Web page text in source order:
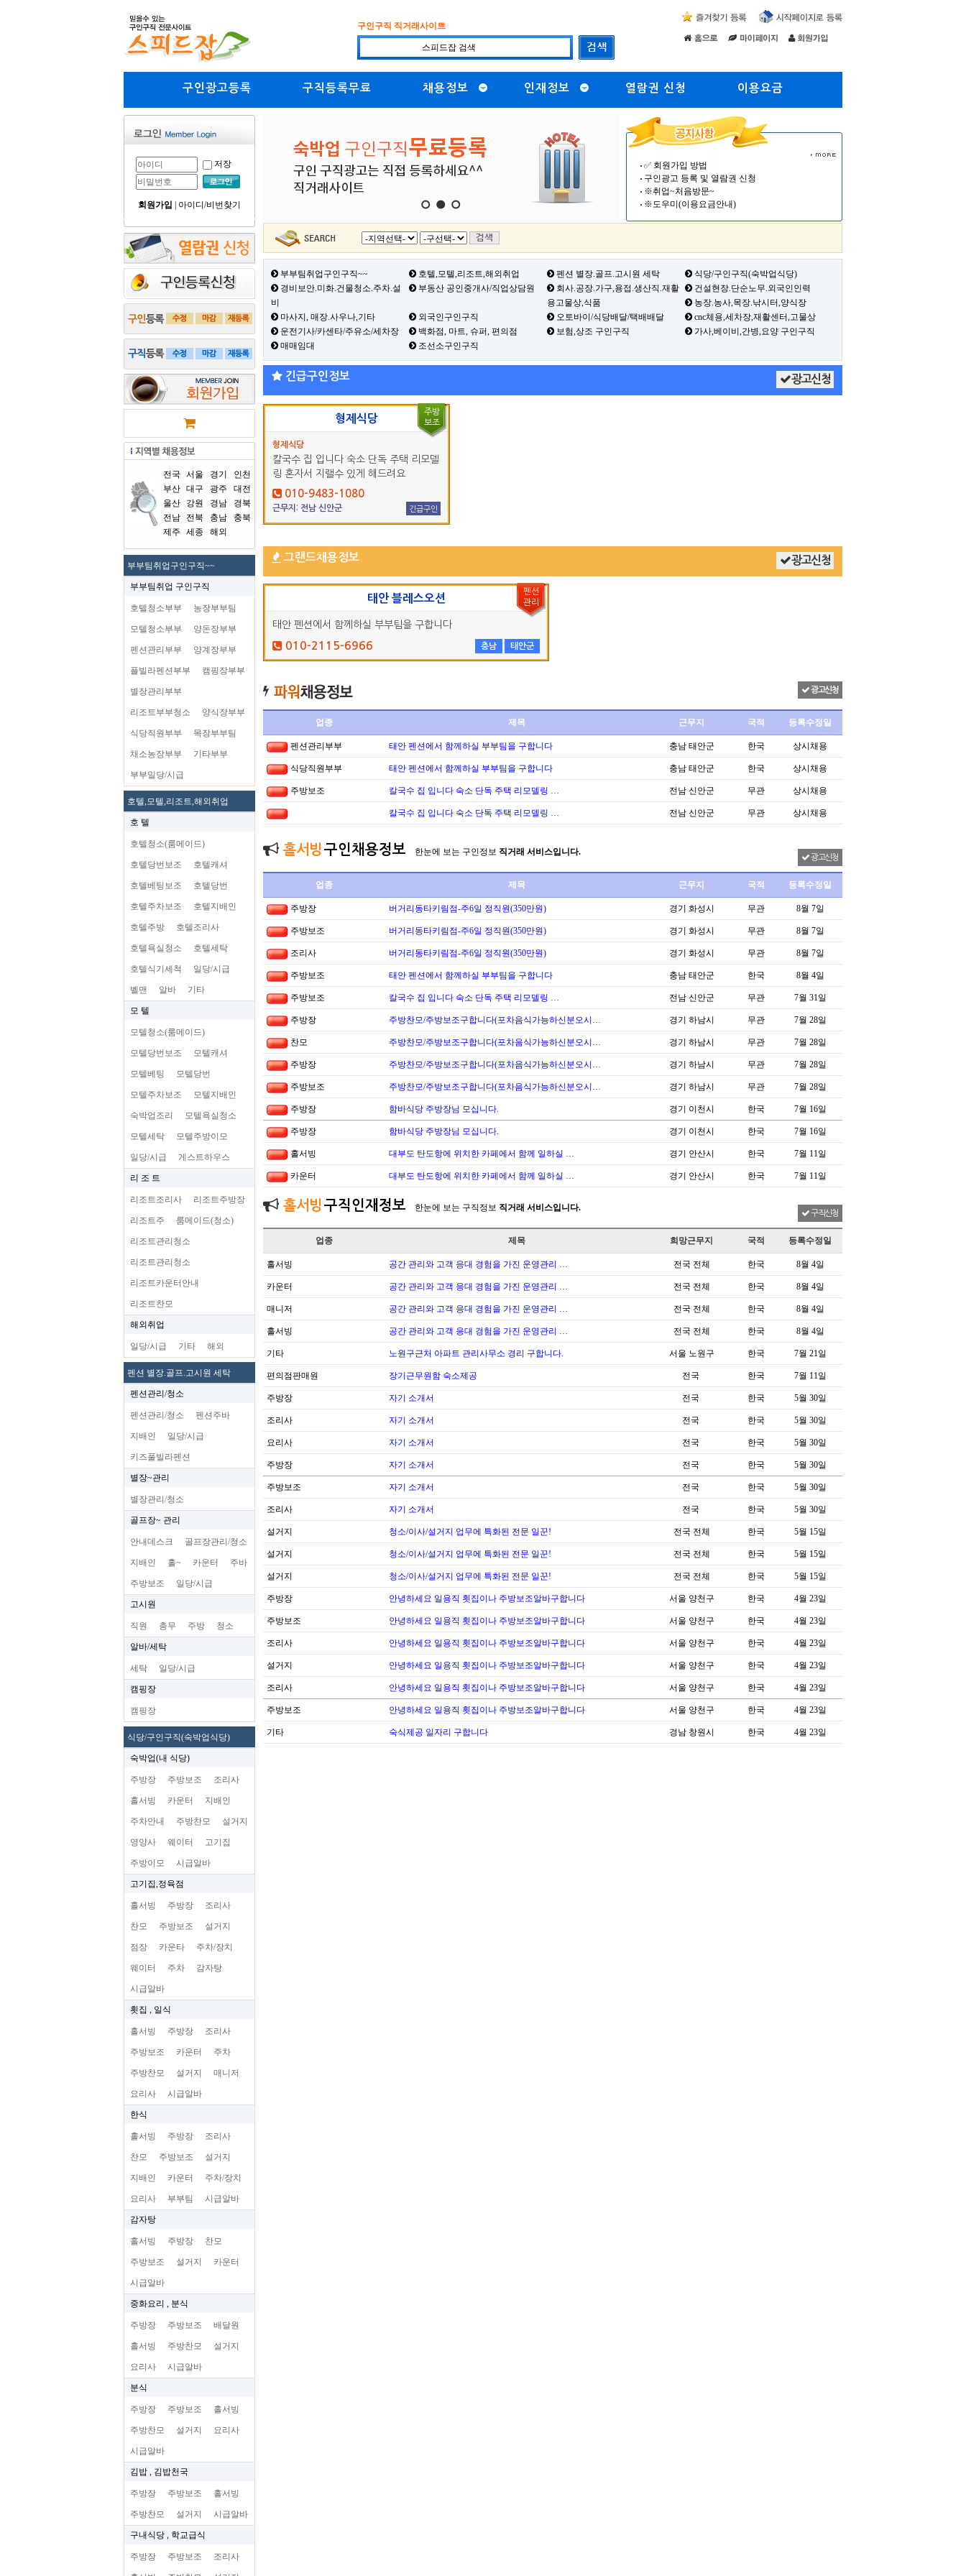
구인구직 직거래사이트
구인광고등록 구직등록무료 채용정보 인재정보 열람권 신청 이용요금
저장
회원가입 아이디/비번찾기
전국 서울 경기
인천
부산 대구 광주
대전
울산
강원 경남
경북
전남
전북 충남
충북
제주
세종 해외
부부팀취업구인구직~~
부부팀취업 구인구직
호텔청소부부 농장부부팀
모텔청소부부 양돈장부부
펜션관리부부 양계장부부
플빌라펜션부부 캠핑장부부
별장관리부부
리조트부부청소 양식장부부
식당직원부부 목장부부팀
채소농장부부 기타부부
부부일당/시급
호텔,모텔,리조트,해외취업
호 텔
호텔청소(룸메이드)
호텔당번보조 호텔캐셔
호텔베팅보조 호텔당번
호텔주차보조 호텔지배인
호텔주방 호텔조리사
호텔욕실청소 호텔세탁
호텔식기세척 일당/시급
벨맨 알바 기타
모 텔
모텔청소(룸메이드)
모텔당번보조 모텔캐셔
모텔베팅 모텔당번
모텔주차보조 모텔지배인
숙박업조리 모텔욕실청소
모텔세탁 모텔주방이모
일당/시급 게스트하우스
리 조 트
리조트조리사 리조트주방장
리조트주 룸메이드(청소)
리조트관리청소
리조트관리청소
리조트카운터안내
리조트찬모
해외취업
일당/시급 기타 해외
펜션 별장.골프.고시원 세탁
펜션관리/청소
펜션관리/청소 펜션주바
지배인 일당/시급
키즈풀빌라펜션
별장~관리
별장관리/청소
골프장~ 관리
안내데스크 골프장관리/청소
지배인 홀~ 카운터 주바
주방보조 일당/시급
고시원
직원 총무 주방 청소
알바/세탁
세탁 일당/시급
캠핑장
캠핑장
식당/구인구직(숙박업식당)
숙박업(내 식당)
주방장 주방보조 조리사
홀서빙 카운터 지배인
주차안내 주방찬모 설거지
영양사 웨이터 고기집
주방이모 시급알바
고기집,정육점
홀서빙 주방장 조리사
찬모 주방보조 설거지
점장 카운타 주차/장치
웨이터 주차 감자탕
시급알바
횟집 , 일식
홀서빙 주방장 조리사
주방보조 카운터 주차
주방찬모 설거지 매니저
요리사 시급알바
한식
홀서빙 주방장 조리사
찬모 주방보조 설거지
지배인 카운터 주차/장치
요리사 부부팀 시급알바
감자탕
홀서빙 주방장 찬모
주방보조 설거지 카운터
시급알바
중화요리 , 분식
주방장 주방보조 배달원
홀서빙 주방찬모 설거지
요리사 시급알바
분식
주방장 주방보조 홀서빙
주방찬모 설거지 요리사
시급알바
김밥 , 김밥천국
주방장 주방보조 홀서빙
주방찬모 설거지 시급알바
구내식당 , 학교급식
주방장 주방보조 조리사
✅ 회원가입 방법
구인광고 등록 및 열람권 신청
※취업~처음방문~
※도우미(이용요금안내)
부부팀취업구인구직~~ 호텔,모텔,리조트,해외취업 펜션 별장.골프.고시원 세탁
식당/구인구직(숙박업식당)
경비보안.미화.건물청소.주차.설
비
부동산 공인중개사/직업상담원
회사.공장.가구,용접.생산직.재활
용고물상,식품
건설현장.단순노무.외국인인력
농장.농사,목장.낚시터,양식장
마사지, 매장.사우나,기타
외국인구인구직 오토바이/식당배달/택배배달
cnc체용,세차장,재활센터,고물상
운전기사/카센타/주유소/세차장
백화점, 마트, 슈퍼, 편의점 보험,상조 구인구직
가사,베이비,간병,요양 구인구직
매매임대
조선소구인구직
긴급구인정보 광고신청
형제식당
형제식당
칼국수 집 입니다 숙소 단독 주택 리모델
링 혼자서 지랠수 있게 해드려요
010-9483-1080
근무지: 전남 신안군 긴급구인
주방
보조
그랜드채용정보 광고신청
태안 블레스오션
태안 펜션에서 함께하실 부부팀을 구합니다
010-2115-6966 충남 태안군
펜션
관리
광고신청
업종 제목 근무지 국적 등록수정일
펜션관리부부 태안 펜션에서 함께하실 부부팀을 구합니다 충남 태안군 한국 상시채용
식당직원부부 태안 펜션에서 함께하실 부부팀을 구합니다 충남 태안군 한국 상시채용
주방보조 칼국수 집 입니다 숙소 단독 주택 리모델링 … 전남 신안군 무관 상시채용
칼국수 집 입니다 숙소 단독 주택 리모델링 … 전남 신안군 무관 상시채용
홀서빙 구인채용정보 한눈에 보는 구인정보 직거래 서비스입니다.
광고신청
업종 제목 근무지 국적 등록수정일
주방장 버거리동타키림점-주6일 정직원(350만원) 경기 화성시 무관 8월 7일
주방보조 버거리동타키림점-주6일 정직원(350만원) 경기 화성시 무관 8월 7일
조리사 버거리동타키림점-주6일 정직원(350만원) 경기 화성시 무관 8월 7일
주방보조 태안 펜션에서 함께하실 부부팀을 구합니다 충남 태안군 한국 8월 4일
주방보조 칼국수 집 입니다 숙소 단독 주택 리모델링 … 전남 신안군 무관 7월 31일
주방장 주방찬모/주방보조구합니다(포차음식가능하신분오시… 경기 하남시 무관 7월 28일
찬모 주방찬모/주방보조구합니다(포차음식가능하신분오시… 경기 하남시 무관 7월 28일
주방장 주방찬모/주방보조구합니다(포차음식가능하신분오시… 경기 하남시 무관 7월 28일
주방보조 주방찬모/주방보조구합니다(포차음식가능하신분오시… 경기 하남시 무관 7월 28일
주방장 함바식당 주방장님 모십니다. 경기 이천시 한국 7월 16일
주방장 함바식당 주방장님 모십니다. 경기 이천시 한국 7월 16일
홀서빙 대부도 탄도항에 위치한 카페에서 함께 일하실 … 경기 안산시 한국 7월 11일
카운터 대부도 탄도항에 위치한 카페에서 함께 일하실 … 경기 안산시 한국 7월 11일
홀서빙 구직인재정보 한눈에 보는 구직정보 직거래 서비스입니다.
구직신청
업종 제목 희망근무지 국적 등록수정일
홀서빙 공간 관리와 고객 응대 경험을 가진 운영관리 … 전국 전체 한국 8월 4일
카운터 공간 관리와 고객 응대 경험을 가진 운영관리 … 전국 전체 한국 8월 4일
매니저 공간 관리와 고객 응대 경험을 가진 운영관리 … 전국 전체 한국 8월 4일
홀서빙 공간 관리와 고객 응대 경험을 가진 운영관리 … 전국 전체 한국 8월 4일
기타 노원구근처 아파트 관리사무소 경리 구합니다. 서울 노원구 한국 7월 21일
편의점판매원 장기근무원함 숙소제공 전국 한국 7월 11일
주방장 자기 소개서 전국 한국 5월 30일
조리사 자기 소개서 전국 한국 5월 30일
요리사 자기 소개서 전국 한국 5월 30일
주방장 자기 소개서 전국 한국 5월 30일
주방보조 자기 소개서 전국 한국 5월 30일
조리사 자기 소개서 전국 한국 5월 30일
설거지 청소/이사/설거지 업무에 특화된 전문 일꾼! 전국 전체 한국 5월 15일
설거지 청소/이사/설거지 업무에 특화된 전문 일꾼! 전국 전체 한국 5월 15일
설거지 청소/이사/설거지 업무에 특화된 전문 일꾼! 전국 전체 한국 5월 15일
주방장 안녕하세요 일용직 횟집이나 주방보조알바구합니다 서울 양천구 한국 4월 23일
주방보조 안녕하세요 일용직 횟집이나 주방보조알바구합니다 서울 양천구 한국 4월 23일
조리사 안녕하세요 일용직 횟집이나 주방보조알바구합니다 서울 양천구 한국 4월 23일
설거지 안녕하세요 일용직 횟집이나 주방보조알바구합니다 서울 양천구 한국 4월 23일
조리사 안녕하세요 일용직 횟집이나 주방보조알바구합니다 서울 양천구 한국 4월 23일
주방보조 안녕하세요 일용직 횟집이나 주방보조알바구합니다 서울 양천구 한국 4월 23일
기타 숙식제공 일자리 구합니다 경남 창원시 한국 4월 23일